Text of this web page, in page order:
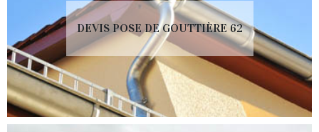
DEVIS POSE DE GOUTTIÈRE 62